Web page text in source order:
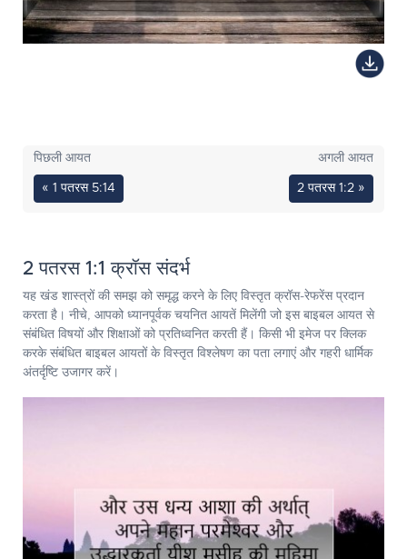
पिछली आयत
« 1 पतरस 5:14
अगली आयत
2 पतरस 1:2 »
2 पतरस 1:1 क्रॉस संदर्भ
यह खंड शास्त्रों की समझ को समृद्ध करने के लिए विस्तृत क्रॉस-रेफरेंस प्रदान
करता है। नीचे, आपको ध्यानपूर्वक चयनित आयतें मिलेंगी जो इस बाइबल आयत से
संबंधित विषयों और शिक्षाओं को प्रतिध्वनित करती हैं। किसी भी इमेज पर क्लिक
करके संबंधित बाइबल आयतों के विस्तृत विश्लेषण का पता लगाएं और गहरी धार्मिक
अंतर्दृष्टि उजागर करें।